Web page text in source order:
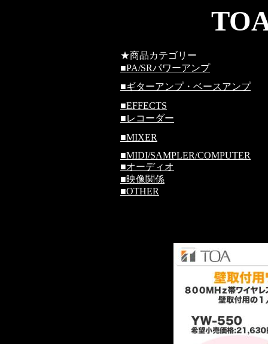
★商品カテゴリー
■PA/SRパワーアンプ
■ギターアンプ・ベースアンプ
■EFFECTS
■レコーダー
■MIXER
■MIDI/SAMPLER/COMPUTER
■オーディオ
■映像関係
■OTHER